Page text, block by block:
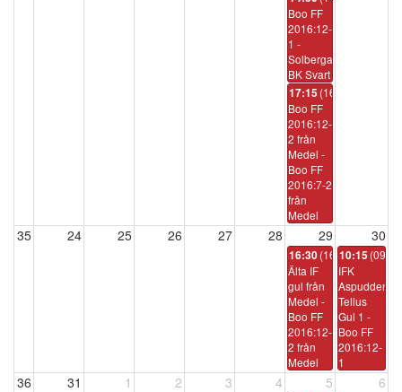
Boo FF
2016:12-
1 -
Solberga
BK Svart
17:15 (16:45)
Boo FF
2016:12-
2 från
Medel -
Boo FF
2016:7-2
från
Medel
16:30(16:00)
Älta IF
gul från
Medel -
Boo FF
2016:12-
2 från
Medel
10:15
IFK
Aspudden-
Tellus
Gul 1 -
Boo FF
2016:12-
1
35 24 25 26 27 28 29 30
36 31 1 2 3 4 5 6